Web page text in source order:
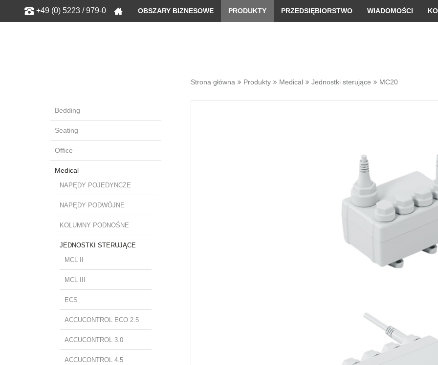
Don't show this message
+49 (0) 5223 / 979-0 OBSZARY BIZNESOWE PRODUKTY PRZEDSIĘBIORSTWO WIADOMOŚCI
Strona główna Produkty Medical Jednostki sterujące MC20
Bedding
Seating
Office
Medical
NAPĘDY POJEDYNCZE
NAPĘDY PODWÓJNE
KOLUMNY PODNOŚNE
JEDNOSTKI STERUJĄCE
MCL II
MCL III
ECS
ACCUCONTROL ECO 2.5
ACCUCONTROL 3.0
ACCUCONTROL 4.5